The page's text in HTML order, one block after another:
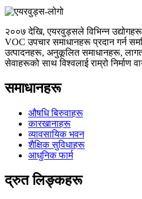
२००७ देखि, एयरवुड्सले विभिन्न
VOC उपचार समाधानहरू प्रदान गर्न
उत्पादनहरू, अनुकूलित समाधानहरू,
सेवाहरूको साथ विश्वलाई राम्रो निर्माण
समाधानहरू
औषधि बिरुवाहरू
कारखानाहरू
व्यावसायिक भवन
शैक्षिक सुविधाहरू
आधुनिक फार्म
द्रुत लिङ्कहरू